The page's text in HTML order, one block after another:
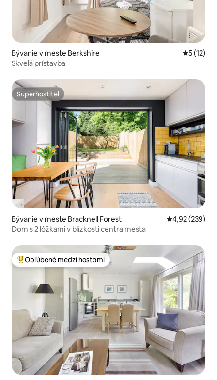
Bývanie v meste Berkshire
5 (12)
Skvelá prístavba
Superhostiteľ
Superhostiteľ
Bývanie v meste Bracknell Forest Priemerné
4,92 (239)
Dom s 2 lôžkami v blízkosti centra mesta
Najobľúbenejšie medzi hosťami
Obľúbené medzi hosťami